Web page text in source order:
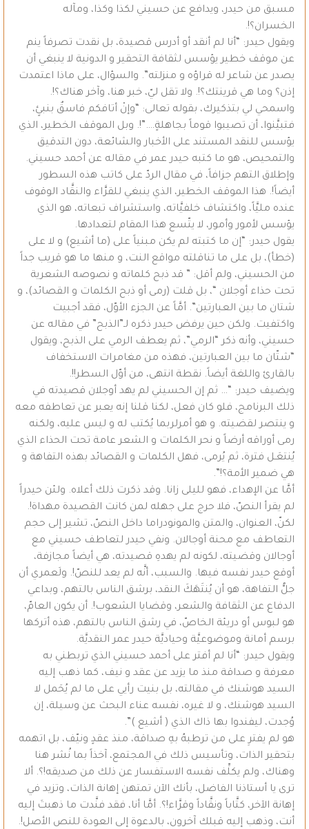
مسبق من حيدر، ويدافع عن حسيني لكذا وكذا، ومآله
الخسران؟!.
ويقول حيدر: “أنا لم أنقد أو أدرس قصيدة، بل نقدت تصرفاً ينم
عن موقف خطير يؤسس لثقافة التحقير و الدونية لا ينبغي أن
يصدر عن شاعر له قراؤه و منزلته”. والسؤال، على ماذا اعتمدت
إذن؟ وما هي قرينتك؟!. ولا تقل ليّ، خبر هنا، وآخر هناك؟!.
واسمحي لي بتذكيرك، بقوله تعالى: “وإنْ أتافكم فاسقٌ بنبئٍ،
فتبيَّنوا، أن تصيبوا قوماً بجاهلةٍ….”!. وبل الموقف الخطير، الذي
يؤسس للنقد المستند على الأخبار والشائعة، دون التدقيق
والتمحيص، هو ما كتبه حيدر عمر في مقاله عن أحمد حسيني.
وإطلاق التهم جزافاً، في مقال الردّ على كاتب هذه السطور
أيضاً!. هذا الموقف الخطير، الذي ينبغي للقرَّاء والنقَّاد الوقوف
عنده مليَّاً، واكتشاف خلفيَّاته، واستشراف تبعاته، هو الذي
يؤسس لأمور وأمور، لا يتّسع هذا المقام لتعدادها.
يقول حيدر: “إن ما كتبته لم يكن مبنياً على (ما أشيع) و لا على
(خطأ)، بل على ما تناقلته مواقع النت، و منها ما هو قريب جداً
من الحسيني، ولم أقل: ” قد ذبح كلماته و نصوصه الشعرية
تحت حذاء أوجلان “، بل قلت (رمى أو ذبح الكلمات و القصائد)، و
شتان ما بين العبارتين”. أمَّاً عن الجزء الأوّل، فقد أجبيت
واكتفيت. ولكن حين يرفض حيدر ذكره لـ”الذبح” في مقاله عن
حسيني، وأنه ذكر “الرمي”، ثم يعطف الرمي على الذبح، ويقول
“شتّان ما بين العبارتين، فهذه من مغامرات الاستخفاف
بالقارئ واللغة أيضاً. نقطة انتهى، من أوّل السطر!!.
ويضيف حيدر: “… ثم إن الحسيني لم يهد أوجلان قصيدته في
ذلك البرنامج، فلو كان فعل، لكنا قلنا إنه يعبر عن تعاطفه معه
و ينتصر لقضيته. و هو أمرلربما يُكتب له و ليس عليه، ولكنه
رمى أوراقه أرضاً و نحر الكلمات و الشعر عامة تحت الحذاء الذي
يُنتعَـل فترة، ثم يُرمى، فهل الكلمات و القصائد بهذه التفاهة و
هي ضمير الأمة؟!”.
أمَّا عن الإهداء، فهو لليلى زانا. وقد ذكرت ذلك أعلاه. ولئن حيدراً
لم يقرأ النصّ، فلا حرج على جهله لمن كانت القصيدة مهداة!.
لكنّ، العنوان، والمتن والمونودراما داخل النصّ، تشير إلى حجم
التعاطف مع محنة أوجالان. ونفي حيدر لتعاطف حسيني مع
أوجالان وقضيته، لكونه لم يهدهِ قصيدته، هي أيضاً مجازفة،
أوقع حيدر نفسه فيها. والسبب، أنَّه لم يعد للنصّ!. ولَعمري أن
جلُّ التفاهة، هو أن يُنتَهَكَ النقد، برشق الناس بالتهم، وبداعي
الدفاع عن الثقافة والشعر، وقضايا الشعوب!. أن يكون العامّ،
هو لبوس أو دريئة الخاصّ، في رشق الناس بالتهم، هذه أتركها
برسم أمانة وموضوعيَّة وحياديَّة حيدر عمر النقديَّة.
ويقول حيدر: “أنا لم أفتر على أحمد حسيني الذي تربطني به
معرفة و صداقة منذ ما يزيد عن عقد و نيف، كما ذهب إليه
السيد هوشنك في مقالته، بل بنيت رأيي على ما لم يُحَمل لا
السيد هوشنك، و لا غيره، نفسه عناء البحث عن وسيلة، إن
وُجدت، ليفندوا بها ذاك الذي ( أشيع )”.
هو لم يفترِ على من ترطبهُ بهِ صداقة، منذ عقدٍ ونيّف، بل اتهمه
بتحقير الذات، وتأسيس ذلك في المجتمع، آخذاً بما نُشر هنا
وهناك، ولم يكلِّف نفسه الاستفسار عن ذلك من صديقه!؟. ألا
ترى يا أستاذنا الفاضل، بأنك الآن تمتهن إهانة الذات، وتزيد في
إهانة الآخر، كتَّاباً ونقَّاداً وقرَّاء!؟. أمَّا أنا، فقد فنَّدت ما ذهبتَ إليه
أنت، وذهب إليه قبلك آخرون، بالدعوة إلى العودة للنص الأصل!.